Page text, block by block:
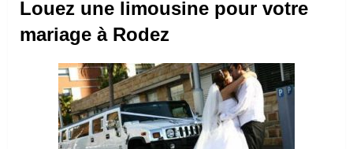
Louez une limousine pour votre
mariage à Rodez